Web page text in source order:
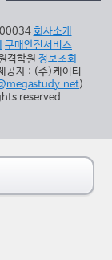
회사소개
구매안전서비스
격학원 정보조회
공자 : (주)케이티
)
reserved.